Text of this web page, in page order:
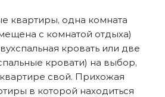
квартиры, одна комната
с комнатой отдыха)
кровать или две
кровати) на выбор,
свой. Прихожая
в которой находиться